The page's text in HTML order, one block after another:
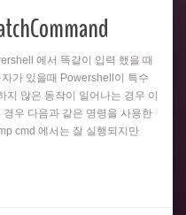
에서 똑같이 입력 했을 때
가 있을때 Powershell이 특수
않은 동작이 일어나는 경우 이
우 다음과 같은 명령을 사용한
cmd 에서는 잘 실행되지만